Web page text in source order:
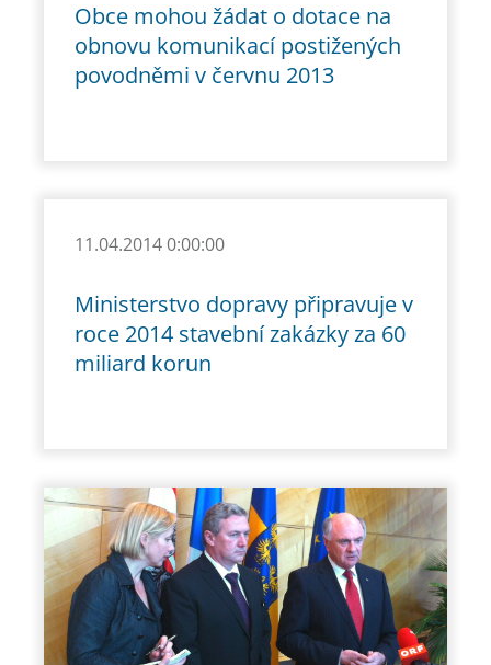
Obce mohou žádat o dotace na
obnovu komunikací postižených
povodněmi v červnu 2013
11.04.2014 0:00:00
Ministerstvo dopravy připravuje v
roce 2014 stavební zakázky za 60
miliard korun